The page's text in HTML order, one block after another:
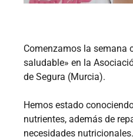
Comenzamos la semana
saludable» en la
de Segura (Murcia).
Hemos estado
nutrientes, además de
necesidades